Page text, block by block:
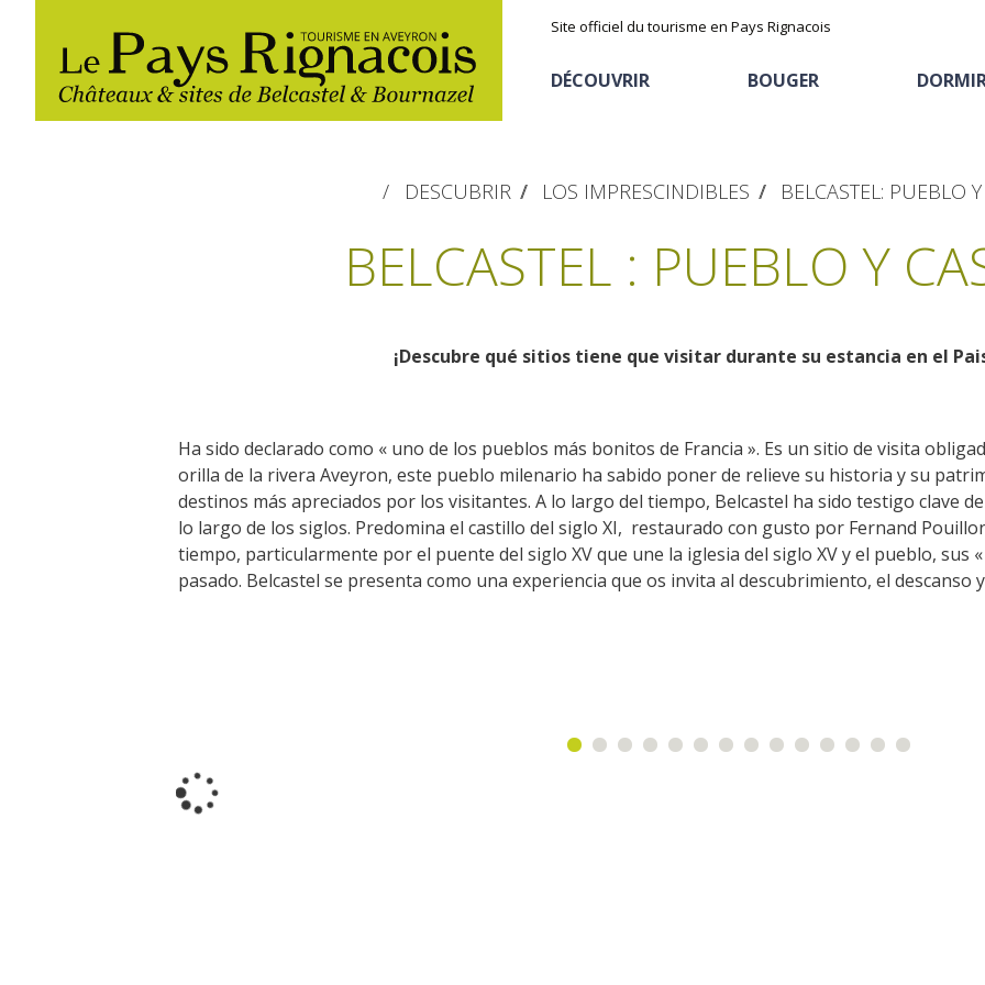
Site officiel du tourisme en Pays Rignacois
DÉCOUVRIR
Belcastel, village et château
Bournazel, village et château
Les sites naturels
Ségala "Al travers"
La zone humide de Maymac
Les points de vues
Visites & musées
Le musée de la forge à Belcastel
La gastronomie
Les marchés et foires
BOUGER
En vélo, à vtt
Loisirs d'eau Activités sportives
Hôtels et résidences
Hébergements
insolites
La chataîgne
Les marchés et
Recettes et produits
locaux
DESCUBRIR LOS IMPRESCINDIBLES BELCASTEL: PUEBLO
BELCASTEL : PUEBLO Y
¡Descubre qué sitios tiene que visitar durante su estancia en el
Ha sido declarado como « uno de los pueblos más bonitos de Francia ». Es un sitio de visita
orilla de la rivera Aveyron, este pueblo milenario ha sabido poner de relieve su historia y su
destinos más apreciados por los visitantes. A lo largo del tiempo, Belcastel ha sido testigo clave
lo largo de los siglos. Predomina el castillo del siglo XI, restaurado con gusto por Fernand
tiempo, particularmente por el puente del siglo XV que une la iglesia del siglo XV y el pueblo, sus
pasado. Belcastel se presenta como una experiencia que os invita al descubrimiento, el descanso